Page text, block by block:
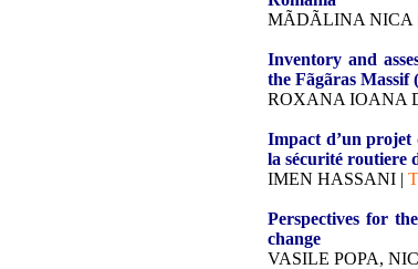
MÃDÃLINA NICA |
Inventory and
the Fãgãras Massif
ROXANA IOANA
Impact d’un projet
la sécurité routiere
IMEN HASSANI |
Perspectives for
change
VASILE POPA,